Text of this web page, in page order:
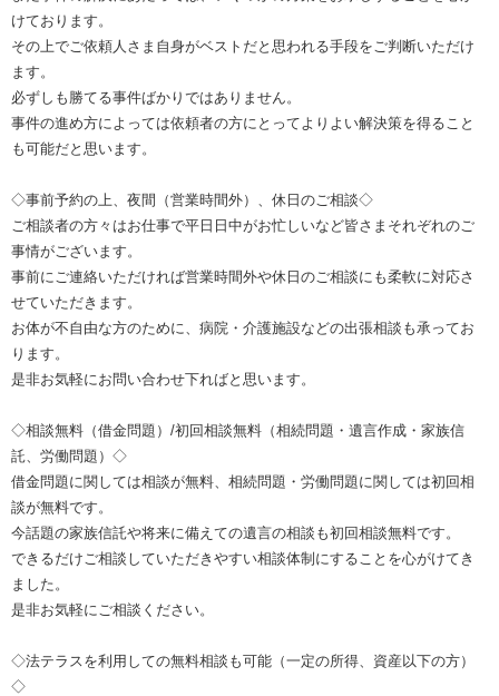
けております。
その上でご依頼人さま自身がベストだと思われる手段をご判断いただけ
ます。
必ずしも勝てる事件ばかりではありません。
事件の進め方によっては依頼者の方にとってよりよい解決策を得ること
も可能だと思います。
◇事前予約の上、夜間（営業時間外）、休日のご相談◇
ご相談者の方々はお仕事で平日日中がお忙しいなど皆さまそれぞれのご
事情がございます。
事前にご連絡いただければ営業時間外や休日のご相談にも柔軟に対応さ
せていただきます。
お体が不自由な方のために、病院・介護施設などの出張相談も承ってお
ります。
是非お気軽にお問い合わせ下ればと思います。
◇相談無料（借金問題）/初回相談無料（相続問題・遺言作成・家族信
託、労働問題）◇
借金問題に関しては相談が無料、相続問題・労働問題に関しては初回相
談が無料です。
今話題の家族信託や将来に備えての遺言の相談も初回相談無料です。
できるだけご相談していただきやすい相談体制にすることを心がけてき
ました。
是非お気軽にご相談ください。
◇法テラスを利用しての無料相談も可能（一定の所得、資産以下の方）
◇